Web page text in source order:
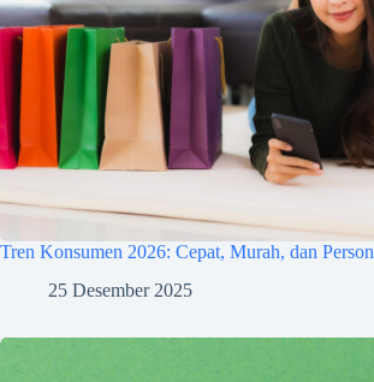
Tren Konsumen 2026: Cepat, Murah, dan
25 Desember 2025